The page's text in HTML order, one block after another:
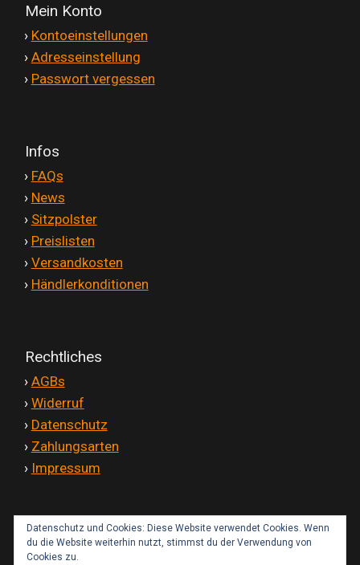
Mein Konto
› Kontoeinstellungen
› Adresseinstellung
› Passwort vergessen
Infos
› FAQs
› News
› Sitzpolster
› Preislisten
› Versandkosten
› Händlerkonditionen
Rechtliches
› AGBs
› Widerruf
› Datenschutz
› Zahlungsarten
› Impressum
Kontakt
Datenschutz und Cookies: Diese Website verwendet Cookies. Wenn
du die Website weiterhin nutzt, stimmst du der Verwendung von
Cookies zu.